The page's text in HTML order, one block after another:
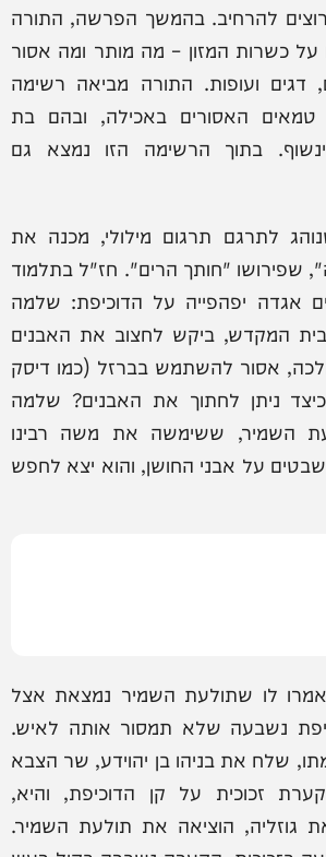
להרחיב. בהמשך הפרשה, התורה
כשרות המזון – מה מותר ומה אסור
דגים ועופות. התורה מביאה רשימה
האסורים באכילה, ובהם בת
בתוך הרשימה הזו נמצא גם
לתרגם תרגום מילולי, מכנה את
שפירושו "חותך הרים". חז"ל בתלמוד
אגדה יפהפייה על הדוכיפת: שלמה
המקדש, ביקש לחצוב את האבנים
אסור להשתמש בברזל (כמו דיסק
ניתן לחתוך את האבנים? שלמה
השמיר, ששימשה את משה רבינו
על אבני החושן, והוא יצא לחפש
לו שתולעת השמיר נמצאת אצל
נשבעה שלא תמסור אותה לאיש.
שלח את בניהו בן יהוידע, שר הצבא
זכוכית על קן הדוכיפת, והיא,
גוזליה, הוציאה את תולעת השמיר.